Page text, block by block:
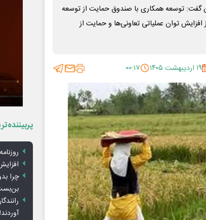
گفت: توسعه همکاری با صندوق حمایت از توسعه
توان عملیاتی تعاونی‌ها و حمایت از
۱۹ اردیبهشت ۱۴۰۵ ۰۰:۱۷
روزنامه ۱۷ مرداد
چرا
آوردند!